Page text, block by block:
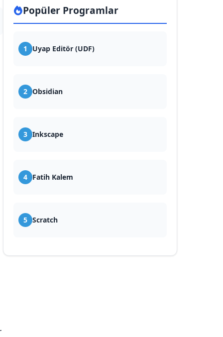
Popüler Programlar
1 Uyap Editör (UDF)
2 Obsidian
3 Inkscape
4 Fatih Kalem
5 Scratch